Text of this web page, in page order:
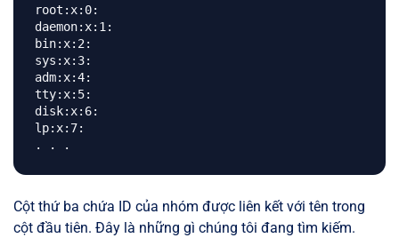
root:x:0:
daemon:x:1:
bin:x:2:
sys:x:3:
adm:x:4:
tty:x:5:
disk:x:6:
lp:x:7:
Cột thứ ba chứa ID của nhóm được liên kết với tên trong
cột đầu tiên. Đây là những gì chúng tôi đang tìm kiếm.